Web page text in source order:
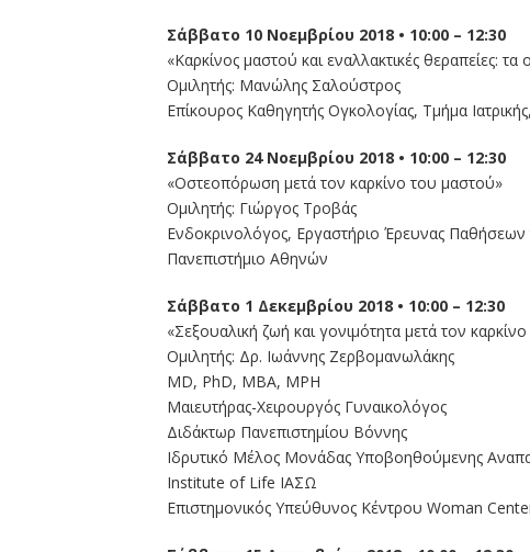
Σάββατο 10 Νοεμβρίου 2018 • 10:00 – 12:30
«Καρκίνος μαστού και εναλλακτικές θεραπείες: τα
Ομιλητής: Μανώλης Σαλούστρος
Επίκουρος Καθηγητής Ογκολογίας, Τμήμα
Σάββατο 24 Νοεμβρίου 2018 • 10:00 – 12:30
«Οστεοπόρωση μετά τον καρκίνο του μαστού»
Ομιλητής: Γιώργος Τροβάς
Ενδοκρινολόγος, Εργαστήριο Έρευνας
Πανεπιστήμιο Αθηνών
Σάββατο 1 Δεκεμβρίου 2018 • 10:00 – 12:30
«Σεξουαλική ζωή και γονιμότητα μετά τον
Ομιλητής: Δρ. Ιωάννης Ζερβομανωλάκης
MD, PhD, MBA, MPH
Μαιευτήρας-Χειρουργός Γυναικολόγος
Διδάκτωρ Πανεπιστημίου Βόννης
Ιδρυτικό Μέλος Μονάδας Υποβοηθούμενης
Institute of Life ΙΑΣΩ
Επιστημονικός Υπεύθυνος Κέντρου Woman